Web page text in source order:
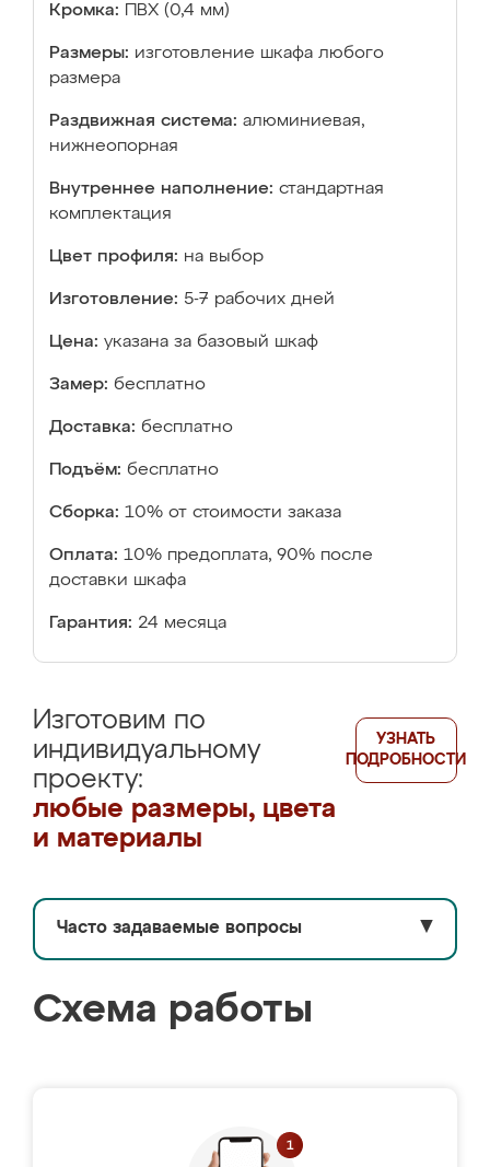
Кромка: ПВХ (0,4 мм)
Размеры: изготовление шкафа любого
размера
Раздвижная система: алюминиевая,
нижнеопорная
Внутреннее наполнение: стандартная
комплектация
Цвет профиля: на выбор
Изготовление: 5-7 рабочих дней
Цена: указана за базовый шкаф
Замер: бесплатно
Доставка: бесплатно
Подъём: бесплатно
Сборка: 10% от стоимости заказа
Оплата: 10% предоплата, 90% после
доставки шкафа
Гарантия: 24 месяца
Изготовим по
индивидуальному
проекту:
любые размеры, цвета
и материалы
УЗНАТЬ
ПОДРОБНОСТИ
Часто задаваемые вопросы ▼
Схема работы